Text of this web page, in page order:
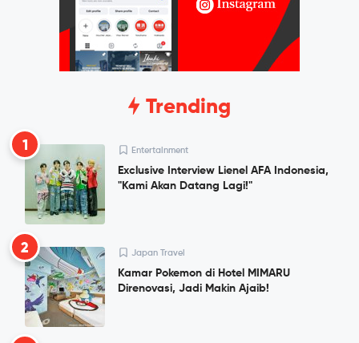
Trending
1 Entertainment
Exclusive Interview Lienel AFA Indonesia,
"Kami Akan Datang Lagi!"
2 Japan Travel
Kamar Pokemon di Hotel MIMARU
Direnovasi, Jadi Makin Ajaib!